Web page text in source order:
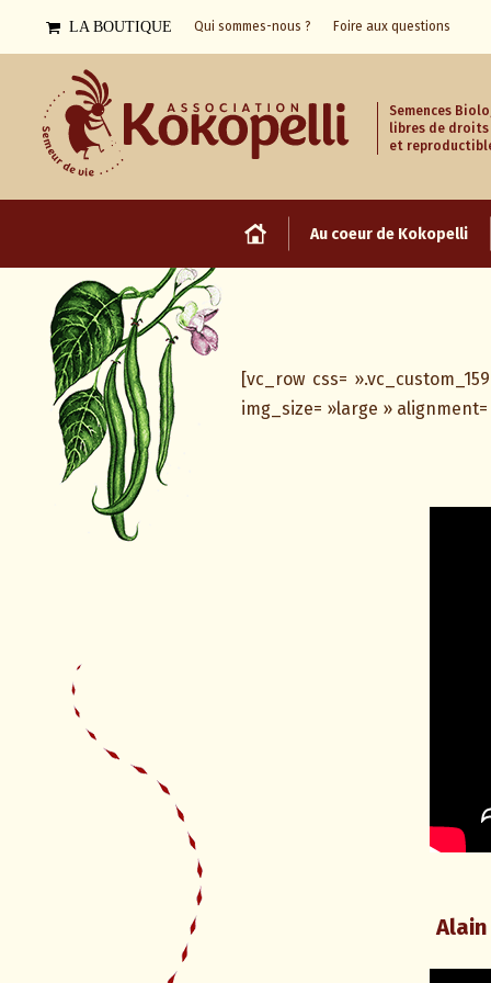
LA BOUTIQUE Qui sommes-nous ? Foire aux questions
Semences
libres de droits
et
Au coeur de Kokopelli
[vc_row css=
img_size= »large »